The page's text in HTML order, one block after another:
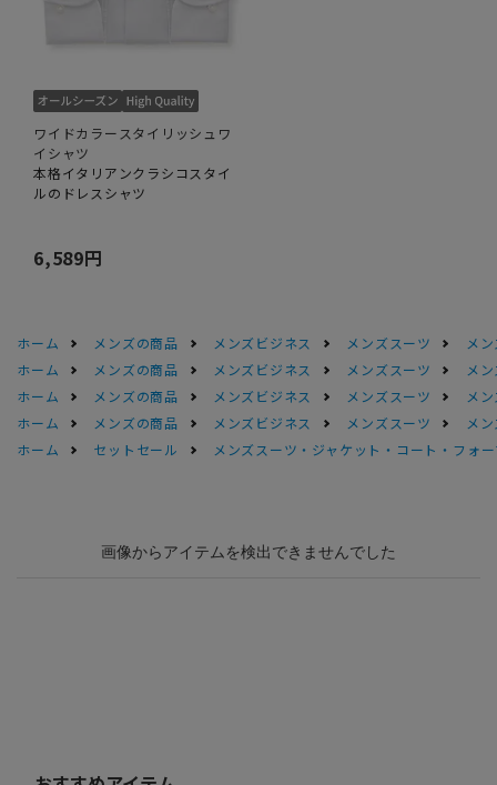
ワイドカラースタイリッシュワ
イシャツ
本格イタリアンクラシコスタイ
ルのドレスシャツ
6,589円
ホーム メンズの商品 メンズビジネス メンズスーツ
メ
ホーム
メンズの商品 メンズビジネス メンズスーツ
メ
ホーム
メンズの商品 メンズビジネス メンズスーツ
メ
ホーム
メンズの商品 メンズビジネス メンズスーツ
メ
ホーム
セットセール メンズスーツ・ジャケット・コート・フォ